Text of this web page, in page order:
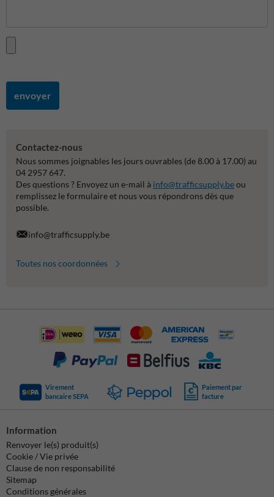
envoyer
Contactez-nous
Nous sommes joignables les jours ouvrables (de 8.00 à 17.00) au
04 2957 647.
Des questions ? Envoyez un e-mail à info@trafficsupply.beou
remplissez le formulaire et nous vous répondrons dès que
possible.
info@trafficsupply.be
Toutes nos coordonnées
Virement
bancaire SEPA
Paiement par
facture
Information
Renvoyer le(s) produit(s)
Cookie / Vie privée
Clause de non responsabilité
Sitemap
Conditions générales